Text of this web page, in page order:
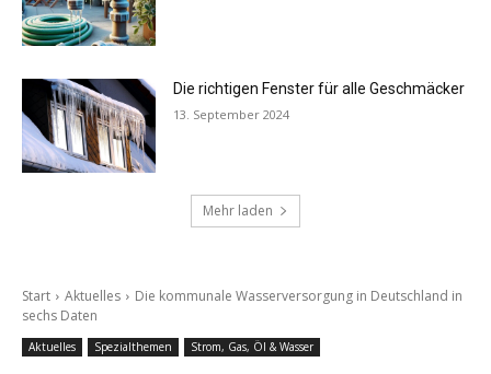
Die richtigen Fenster für alle Geschmäcker
13. September 2024
Mehr laden